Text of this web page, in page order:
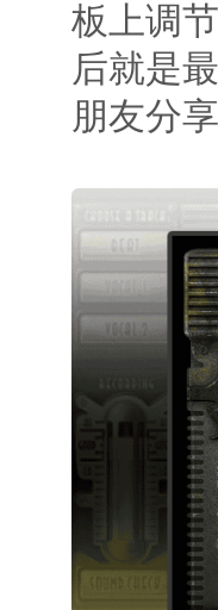
板上调
后就是
朋友分